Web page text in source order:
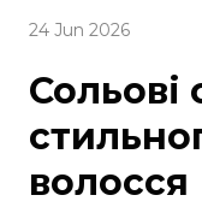
24 Jun 2026
Сольові
волосся